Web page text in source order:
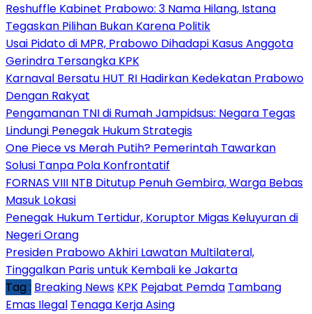
Reshuffle Kabinet Prabowo: 3 Nama Hilang, Istana
Tegaskan Pilihan Bukan Karena Politik
Usai Pidato di MPR, Prabowo Dihadapi Kasus Anggota
Gerindra Tersangka KPK
Karnaval Bersatu HUT RI Hadirkan Kedekatan Prabowo
Dengan Rakyat
Pengamanan TNI di Rumah Jampidsus: Negara Tegas
Lindungi Penegak Hukum Strategis
One Piece vs Merah Putih? Pemerintah Tawarkan
Solusi Tanpa Pola Konfrontatif
FORNAS VIII NTB Ditutup Penuh Gembira, Warga Bebas
Masuk Lokasi
Penegak Hukum Tertidur, Koruptor Migas Keluyuran di
Negeri Orang
Presiden Prabowo Akhiri Lawatan Multilateral,
Tinggalkan Paris untuk Kembali ke Jakarta
Tag : Breaking News KPK Pejabat Pemda Tambang
Emas Ilegal Tenaga Kerja Asing